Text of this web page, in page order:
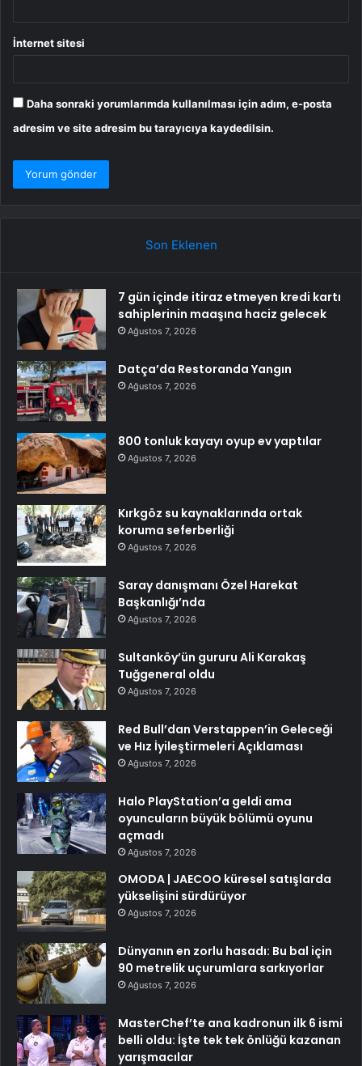
İnternet sitesi
Daha sonraki yorumlarımda kullanılması için adım, e-posta
adresim ve site adresim bu tarayıcıya kaydedilsin.
Son Eklenen
7 gün içinde itiraz etmeyen kredi kartı
sahiplerinin maaşına haciz gelecek
Ağustos 7, 2026
Datça’da Restoranda Yangın
Ağustos 7, 2026
800 tonluk kayayı oyup ev yaptılar
Ağustos 7, 2026
Kırkgöz su kaynaklarında ortak
koruma seferberliği
Ağustos 7, 2026
Saray danışmanı Özel Harekat
Başkanlığı’nda
Ağustos 7, 2026
Sultanköy’ün gururu Ali Karakaş
Tuğgeneral oldu
Ağustos 7, 2026
Red Bull’dan Verstappen’in Geleceği
ve Hız İyileştirmeleri Açıklaması
Ağustos 7, 2026
Halo PlayStation’a geldi ama
oyuncuların büyük bölümü oyunu
açmadı
Ağustos 7, 2026
OMODA | JAECOO küresel satışlarda
yükselişini sürdürüyor
Ağustos 7, 2026
Dünyanın en zorlu hasadı: Bu bal için
90 metrelik uçurumlara sarkıyorlar
Ağustos 7, 2026
MasterChef’te ana kadronun ilk 6 ismi
belli oldu: İşte tek tek önlüğü kazanan
yarışmacılar